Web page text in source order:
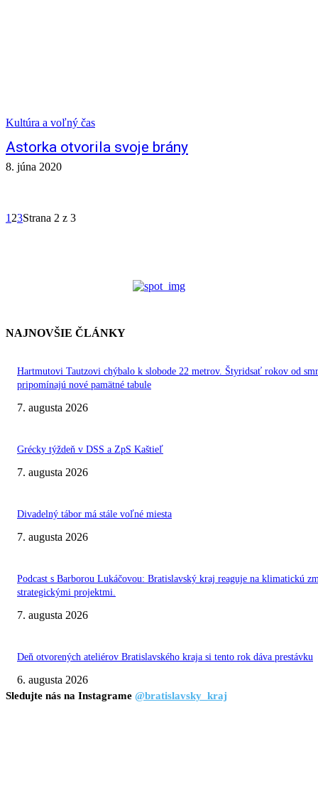
Kultúra a voľný čas
Astorka otvorila svoje brány
8. júna 2020
1 23Strana 2 z 3
NAJNOVŠIE ČLÁNKY
Hartmutovi Tautzovi chýbalo k slobode 22 metrov. Štyridsať rokov od
pripomínajú nové pamätné tabule
7. augusta 2026
Grécky týždeň v DSS a ZpS Kaštieľ
7. augusta 2026
Divadelný tábor má stále voľné miesta
7. augusta 2026
Podcast s Barborou Lukáčovou: Bratislavský kraj reaguje na klimatickú
strategickými projektmi.
7. augusta 2026
Deň otvorených ateliérov Bratislavského kraja si tento rok dáva prestávku
6. augusta 2026
Sledujte nás na Instagrame @bratislavsky_kraj